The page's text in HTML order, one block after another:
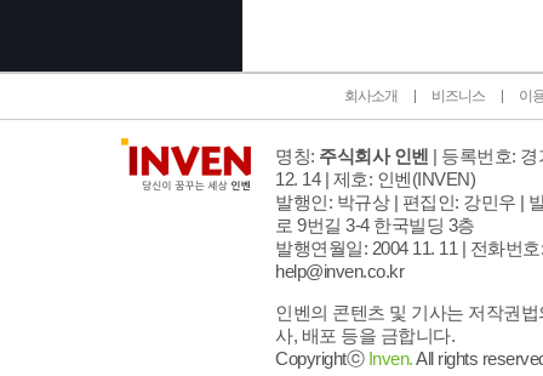
회사소개 비즈니스 이
명칭: 주식회사 인벤 | 등록번호:
12. 14 | 제호: 인벤(INVEN)
발행인: 박규상 | 편집인: 강민우 |
로 9번길 3-4 한국빌딩 3층
발행연월일: 2004 11. 11 | 전화번호
help@inven.co.kr
인벤의 콘텐츠 및 기사는 저작권
사, 배포 등을 금합니다.
Copyrightⓒ Inven.All rights